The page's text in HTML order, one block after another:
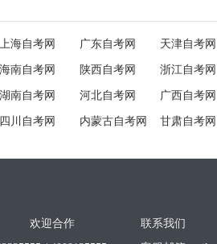
上海自考网 广东自考网 天津自考网
海南自考网 陕西自考网 浙江自考网
湖南自考网 河北自考网 广西自考网
四川自考网 内蒙古自考网 甘肃自考网
欢迎合作 联系我们